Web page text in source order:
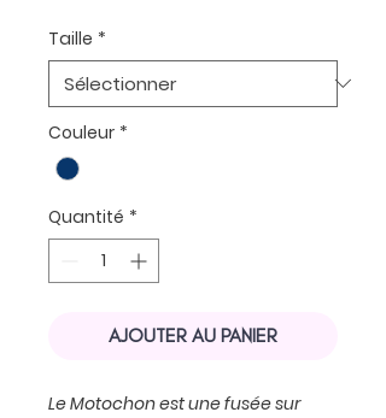
Taille *
Couleur *
Quantité *
AJOUTER AU PANIER
Le Motochon est une fusée sur